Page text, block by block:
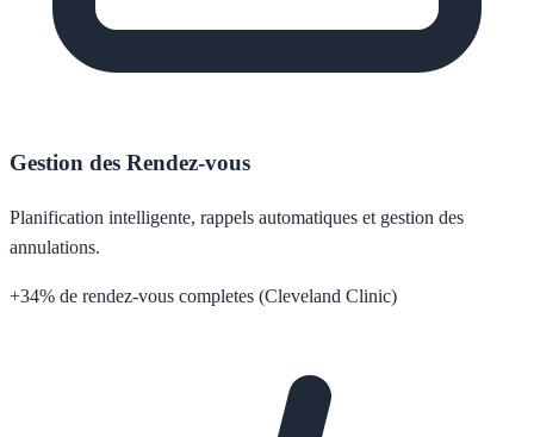
Gestion des Rendez-vous
Planification intelligente, rappels automatiques et gestion des
annulations.
+34% de rendez-vous completes (Cleveland Clinic)